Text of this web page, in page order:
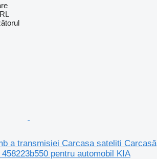
a transmisiei Carcasa sateliti Carcasă
pentru automobil KIA